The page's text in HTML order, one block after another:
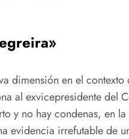
dimensión en el
al exvicepresidente del
y no hay condenas, en
evidencia irrefutable de